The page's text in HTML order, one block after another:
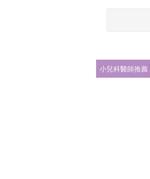
小兒科醫師推薦